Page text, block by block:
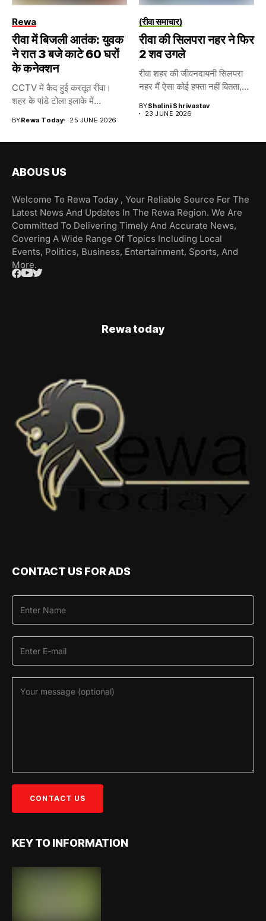
Rewa
रीवा में बिजली आतंक: युवक
ने रात 3 बजे काटे 60 घरों
के कनेक्शन
CCTV में कैद हुई करतूत रीवा।
शहर के पांडे टोला इलाके में...
BYRewa Today 25 JUNE 2026
(रीवा समाचार)
रीवा की सिलपरा नहर ने फिर
2 शव उगले
रीवा शहर की जीवनदायनी सिलपरा
नहर मैं ऐसा कोई हफ्ता नहीं बितता,...
BYShalini Shrivastav
23 JUNE 2026
ABOUS US
Welcome To Rewa Today , Your Reliable Source For The
Latest News And Updates In The Rewa Region. We Are
Committed To Delivering Timely And Accurate News,
Covering A Wide Range Of Topics Including Local
Events, Politics, Business, Entertainment, Sports, And
More.
Rewa today
CONTACT US FOR ADS
KEY TO INFORMATION